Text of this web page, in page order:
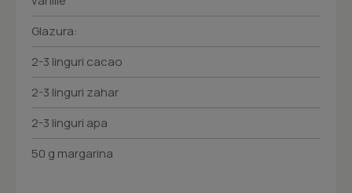
Glazura:
2-3 linguri cacao
2-3 linguri zahar
2-3 linguri apa
50 g margarina